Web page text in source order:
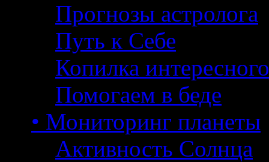
Прогнозы астролога
Путь к Себе
Копилка интересного
Помогаем в беде
• Мониторинг планеты
Активность Солнца